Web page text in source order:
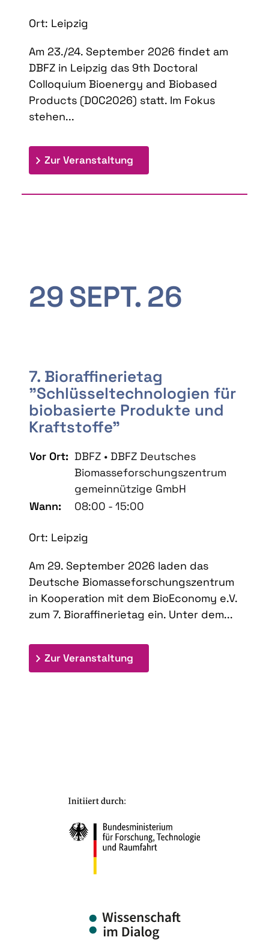
Ort: Leipzig
Am 23./24. September 2026 findet am
DBFZ in Leipzig das 9th Doctoral
Colloquium Bioenergy and Biobased
Products (DOC2026) statt. Im Fokus
stehen...
Zur Veranstaltung
29SEPT. 26
7. Bioraffinerietag
"Schlüsseltechnologien für
biobasierte Produkte und
Kraftstoffe"
Vor Ort: DBFZ • DBFZ Deutsches
Biomasseforschungszentrum
gemeinnützige GmbH
Wann:
08:00 - 15:00
Ort: Leipzig
Am 29. September 2026 laden das
Deutsche Biomasseforschungszentrum
in Kooperation mit dem BioEconomy e.V.
zum 7. Bioraffinerietag ein. Unter dem...
Zur Veranstaltung